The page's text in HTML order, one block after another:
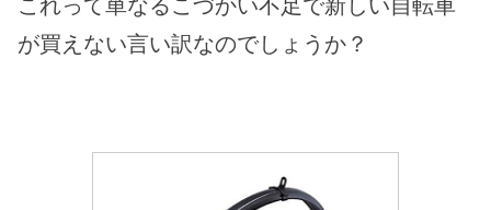
これって単なるこづかい不足で新しい自転車
が買えない言い訳なのでしょうか？